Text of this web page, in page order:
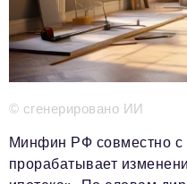
info@business-
Отдел рекламы
reklama@business-
Отдел распространения/
partner@business-
© сгенерировано ИИ
Минфин РФ совместно
прорабатывает